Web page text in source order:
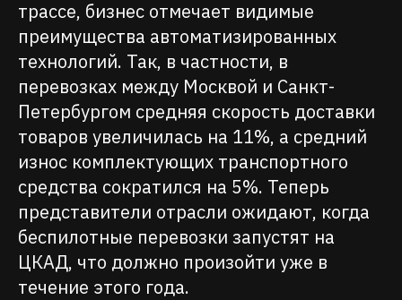
трассе, бизнес отмечает видимые
преимущества автоматизированных
технологий. Так, в частности, в
перевозках между Москвой и Санкт-
Петербургом средняя скорость доставки
товаров увеличилась на 11%, а средний
износ комплектующих транспортного
средства сократился на 5%. Теперь
представители отрасли ожидают, когда
беспилотные перевозки запустят на
ЦКАД, что должно произойти уже в
течение этого года.